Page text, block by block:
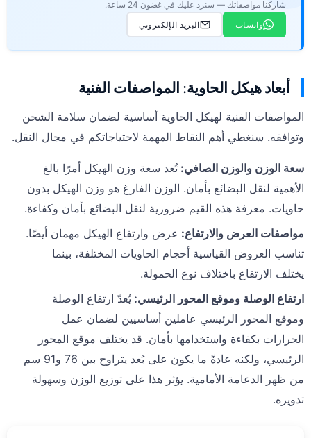
شاركنا مواصفاتك — سنرد عليك في غضون 24 ساعة.
واتساب
البريد الإلكتروني
أبعاد هيكل الحاوية: المواصفات الفنية
المواصفات الفنية لهيكل الحاوية أساسية لضمان سلامة الشحن
وتوافقه. سنغطي أهم النقاط المهمة لاحتياجاتكم في مجال النقل.
سعة الوزن والوزن الصافي:تُعد سعة وزن الهيكل أمرًا بالغ
الأهمية لنقل البضائع بأمان. الوزن الفارغ هو وزن الهيكل بدون
حاويات. معرفة هذه القيم ضرورية لنقل البضائع بأمان وكفاءة.
مواصفات العرض والارتفاع: عرض وارتفاع الهيكل مهمان أيضًا.
تناسب العروض القياسية أحجام الحاويات المختلفة، بينما
يختلف الارتفاع باختلاف نوع الحمولة.
ارتفاع الوصلة وموقع المحور الرئيسي:يُعدّ ارتفاع الوصلة
وموقع المحور الرئيسي عاملين أساسيين لضمان عمل
الجرارات بكفاءة واستخدامها بأمان. قد يختلف موقع المحور
الرئيسي، ولكنه عادةً ما يكون على بُعد يتراوح بين 76 و91 سم
من ظهر الدعامة الأمامية. يؤثر هذا على توزيع الوزن وسهولة
تدويره.